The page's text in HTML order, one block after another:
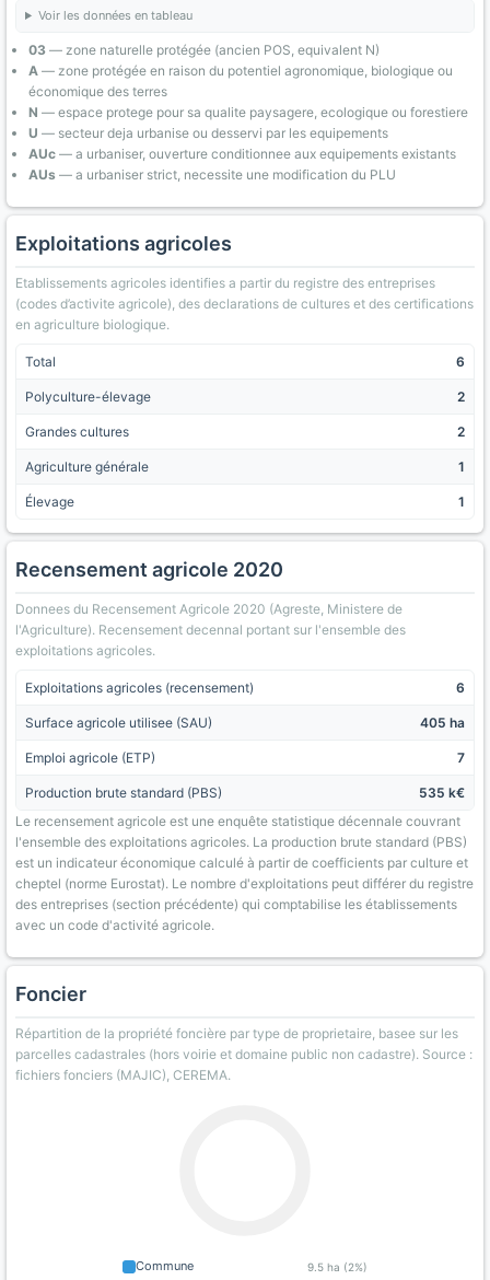
Voir les données en tableau
03 — zone naturelle protégée (ancien POS, equivalent N)
A — zone protégée en raison du potentiel agronomique, biologique ou
économique des terres
N — espace protege pour sa qualite paysagere, ecologique ou forestiere
U — secteur deja urbanise ou desservi par les equipements
AUc — a urbaniser, ouverture conditionnee aux equipements existants
AUs — a urbaniser strict, necessite une modification du PLU
Exploitations agricoles
Etablissements agricoles identifies a partir du registre des entreprises
(codes d’activite agricole), des declarations de cultures et des certifications
en agriculture biologique.
Total 6
Polyculture-élevage 2
Grandes cultures 2
Agriculture générale 1
Élevage 1
Recensement agricole 2020
Donnees du Recensement Agricole 2020 (Agreste, Ministere de
l'Agriculture). Recensement decennal portant sur l'ensemble des
exploitations agricoles.
Exploitations agricoles (recensement) 6
Surface agricole utilisee (SAU) 405 ha
Emploi agricole (ETP) 7
Production brute standard (PBS)
535 k€
Le recensement agricole est une enquête statistique décennale couvrant
l'ensemble des exploitations agricoles. La production brute standard (PBS)
est un indicateur économique calculé à partir de coefficients par culture et
cheptel (norme Eurostat). Le nombre d'exploitations peut différer du registre
des entreprises (section précédente) qui comptabilise les établissements
avec un code d'activité agricole.
Foncier
Répartition de la propriété foncière par type de proprietaire, basee sur les
parcelles cadastrales (hors voirie et domaine public non cadastre). Source :
fichiers fonciers (MAJIC), CEREMA.
Commune 9.5 ha (2%)